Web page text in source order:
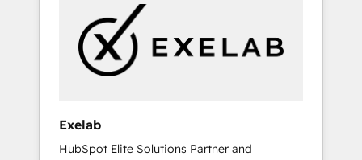
growing mid-market and enterprise
organizations, our team combines strong
technical execution with real business
perspective. Many of our consultants have
operators need as their systems, data, and
processes evolve. Since 2014, we’ve
Exelab
HubSpot Elite Solutions Partner and